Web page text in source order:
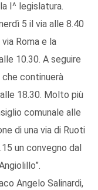
I^ legislatura.
5 il via alle 8.40
Roma e la
10.30. A seguire
che continuerà
18.30. Molto più
comunale alle
di una via di Ruoti
un convegno dal
Angelo Salinardi,